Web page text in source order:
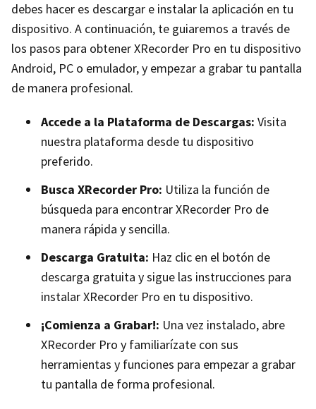
debes hacer es descargar e instalar la aplicación en tu
dispositivo. A continuación, te guiaremos a través de
los pasos para obtener XRecorder Pro en tu dispositivo
Android, PC o emulador, y empezar a grabar tu pantalla
de manera profesional.
Accede a la Plataforma de Descargas: Visita
nuestra plataforma desde tu dispositivo
preferido.
Busca XRecorder Pro: Utiliza la función de
búsqueda para encontrar XRecorder Pro de
manera rápida y sencilla.
Descarga Gratuita: Haz clic en el botón de
descarga gratuita y sigue las instrucciones para
instalar XRecorder Pro en tu dispositivo.
¡Comienza a Grabar!: Una vez instalado, abre
XRecorder Pro y familiarízate con sus
herramientas y funciones para empezar a grabar
tu pantalla de forma profesional.